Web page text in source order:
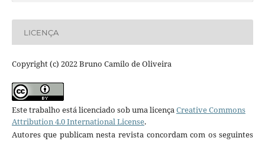
LICENÇA
Copyright (c) 2022 Bruno Camilo de Oliveira
Este trabalho está licenciado sob uma licençaCreative Commons
Attribution 4.0 International License.
Autores que publicam nesta revista concordam com os seguintes